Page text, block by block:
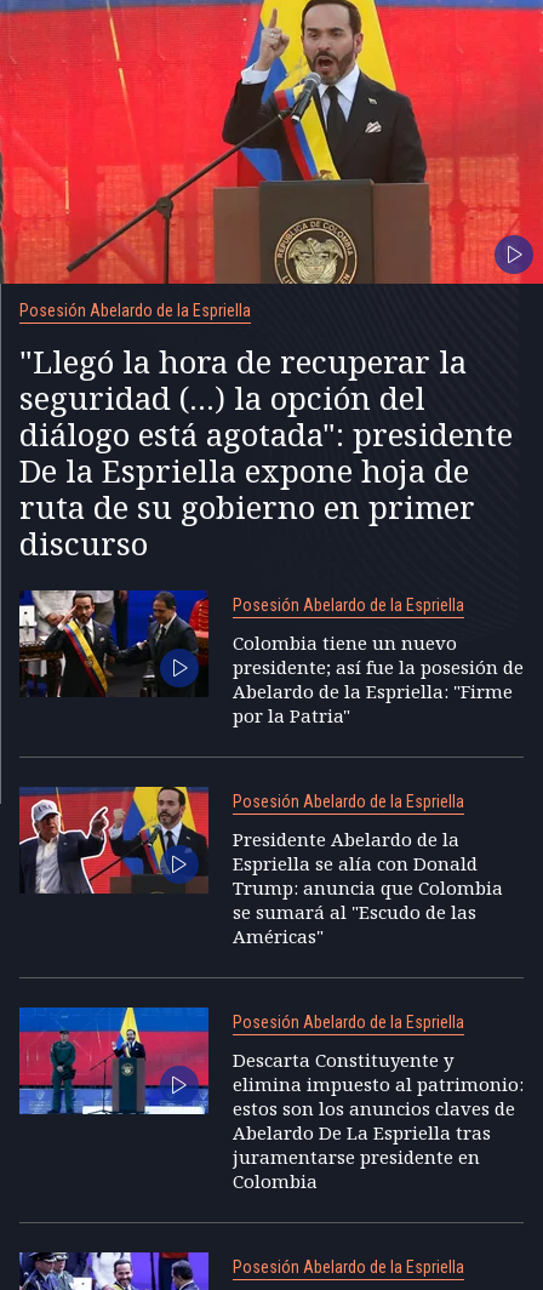
Posesión Abelardo de la Espriella
"Llegó la hora de recuperar la
seguridad (...) la opción del
diálogo está agotada": presidente
De la Espriella expone hoja de
ruta de su gobierno en primer
discurso
Posesión Abelardo de la Espriella
Colombia tiene un nuevo
presidente; así fue la posesión de
Abelardo de la Espriella: "Firme
por la Patria"
Posesión Abelardo de la Espriella
Presidente Abelardo de la
Espriella se alía con Donald
Trump: anuncia que Colombia
se sumará al "Escudo de las
Américas"
Posesión Abelardo de la Espriella
Descarta Constituyente y
elimina impuesto al patrimonio:
estos son los anuncios claves de
Abelardo De La Espriella tras
juramentarse presidente en
Colombia
Posesión Abelardo de la Espriella